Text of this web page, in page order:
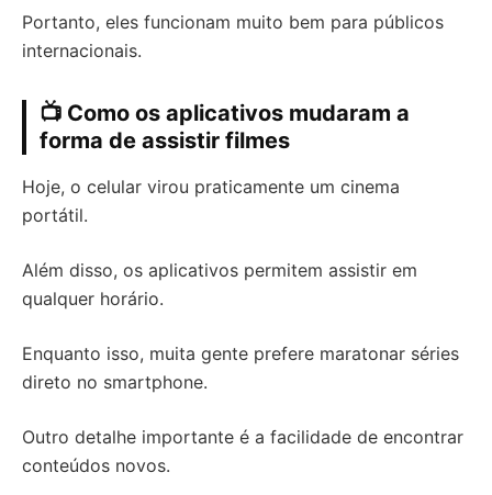
Portanto, eles funcionam muito bem para públicos
internacionais.
📺 Como os aplicativos mudaram a
forma de assistir filmes
Hoje, o celular virou praticamente um cinema
portátil.
Além disso, os aplicativos permitem assistir em
qualquer horário.
Enquanto isso, muita gente prefere maratonar séries
direto no smartphone.
Outro detalhe importante é a facilidade de encontrar
conteúdos novos.